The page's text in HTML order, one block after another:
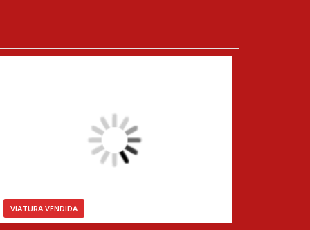
VIATURA VENDIDA